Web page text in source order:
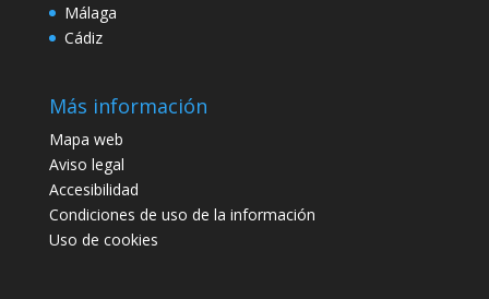
Málaga
Cádiz
Más información
Mapa web
Aviso legal
Accesibilidad
Condiciones de uso de la información
Uso de cookies